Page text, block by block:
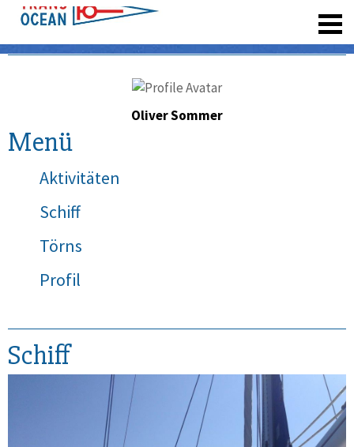
Oliver Sommer
Menü
Aktivitäten
Schiff
Törns
Profil
Schiff